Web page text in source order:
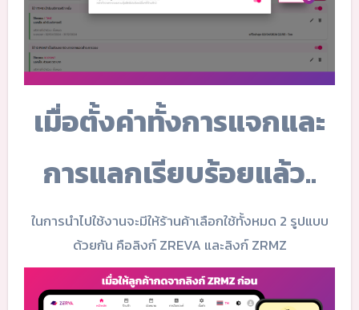
เมื่อตั้งค่าทั้งการแจกและ
การแลกเรียบร้อยแล้ว..
ในการนำไปใช้งานจะมีให้ร้านค้าเลือกใช้ทั้งหมด 2 รูปแบบ
ด้วยกัน คือลิงก์ ZREVA และลิงก์ ZRMZ